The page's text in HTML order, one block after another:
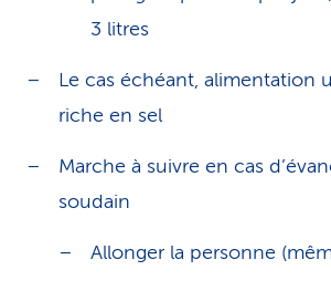
3 litres
Le cas échéant, alimentation
riche en sel
Marche à suivre en cas
soudain
Allonger la personne